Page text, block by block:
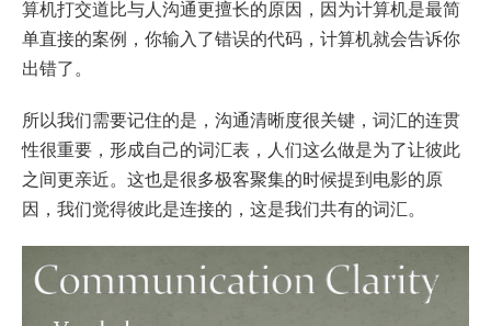
算机打交道比与人沟通更擅长的原因，因为计算机是最简
单直接的案例，你输入了错误的代码，计算机就会告诉你
出错了。
所以我们需要记住的是，沟通清晰度很关键，词汇的连贯
性很重要，形成自己的词汇表，人们这么做是为了让彼此
之间更亲近。这也是很多极客聚集的时候提到电影的原
因，我们觉得彼此是连接的，这是我们共有的词汇。